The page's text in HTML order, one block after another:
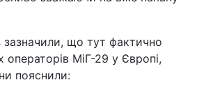
зазначили, що тут фактично
операторів МіГ-29 у Європі,
пояснили: